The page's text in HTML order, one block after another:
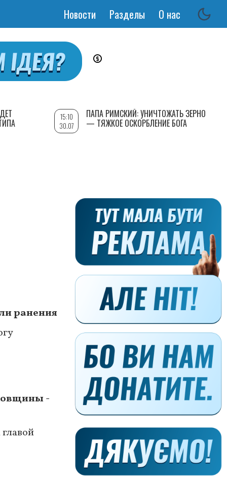
Основная
Новости Разделы О нас
ранения
-
15:10
30.07
ПАПА РИМСКИЙ: УНИЧТОЖАТЬ ЗЕРНО
— ТЯЖКОЕ ОСКОРБЛЕНИЕ БОГА